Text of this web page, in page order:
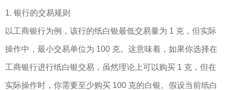
1. 银行的交易规则
以工商银行为例，该行的纸白银最低交易量为 1 克，但实际
操作中，最小交易单位为 100 克。这意味着，如果你选择在
工商银行进行纸白银交易，虽然理论上可以购买 1 克，但在
实际操作时，你需要至少购买 100 克的白银。假设当前纸白